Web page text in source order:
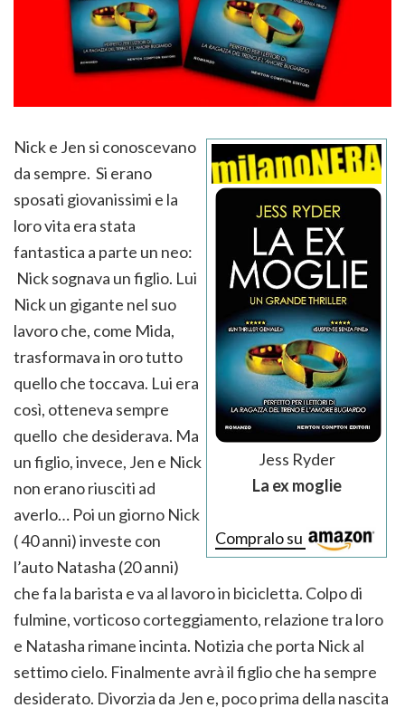
Jess Ryder
La ex moglie
Compralo su
Nick e Jen si conoscevano
da sempre. Si erano
sposati giovanissimi e la
loro vita era stata
fantastica a parte un neo:
Nick sognava un figlio. Lui
Nick un gigante nel suo
lavoro che, come Mida,
trasformava in oro tutto
quello che toccava. Lui era
così, otteneva sempre
quello che desiderava. Ma
un figlio, invece, Jen e Nick
non erano riusciti ad
averlo… Poi un giorno Nick
( 40 anni) investe con
l’auto Natasha (20 anni)
che fa la barista e va al lavoro in bicicletta. Colpo di
fulmine, vorticoso corteggiamento, relazione tra loro
e Natasha rimane incinta. Notizia che porta Nick al
settimo cielo. Finalmente avrà il figlio che ha sempre
desiderato. Divorzia da Jen e, poco prima della nascita